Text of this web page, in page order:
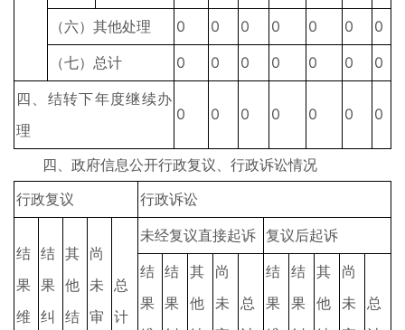
（六）其他处理 0 0 0 0 0 0
0
（七）总计
0 0 0 0 0 0
0
四、结转下年度继续办
理
0 0 0 0 0 0 0
四、政府信息公开行政复议、行政诉讼情况
行政复议
行政诉讼
结
果
维
结
果
纠
其
他
结
尚
未
审
总
计
未经复议直接起诉 复议后起诉
结
果
结
果
其
他
尚
未
总
结
果
结
果
其
他
尚
未
总